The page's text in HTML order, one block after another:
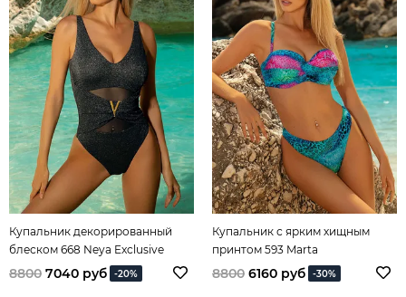
Купальник декорированный
блеском 668 Neya Exclusive
8800 7040 руб -20%
Купальник с ярким хищным
принтом 593 Marta
8800 6160 руб -30%